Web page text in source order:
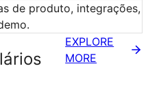
de produto, integrações,
EXPLORE
MORE